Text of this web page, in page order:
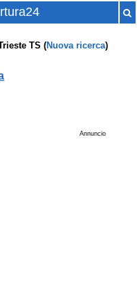
TS (Nuova ricerca)
Annuncio